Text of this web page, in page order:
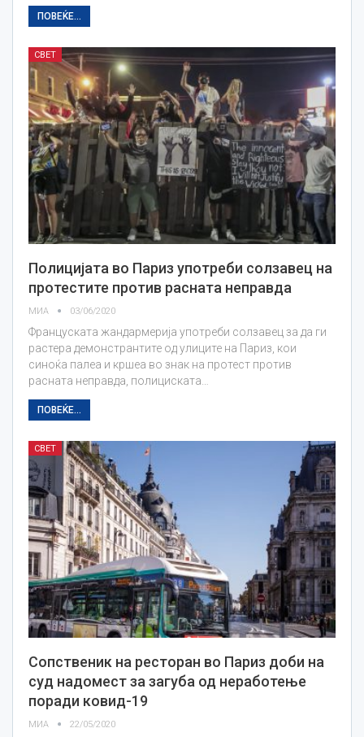
ПОВЕЌЕ...
СВЕТ
Полицијата во Париз употреби солзавец на
протестите против расната неправда
МИА 03/06/2020
Француската жандармерија употреби солзавец за да ги
растера демонстрантите од улиците на Париз, кои
синоќа палеа и кршеа во знак на протест против
расната неправда, полициската…
ПОВЕЌЕ...
СВЕТ
Сопственик на ресторан во Париз доби на
суд надомест за загуба од неработење
поради ковид-19
МИА 22/05/2020